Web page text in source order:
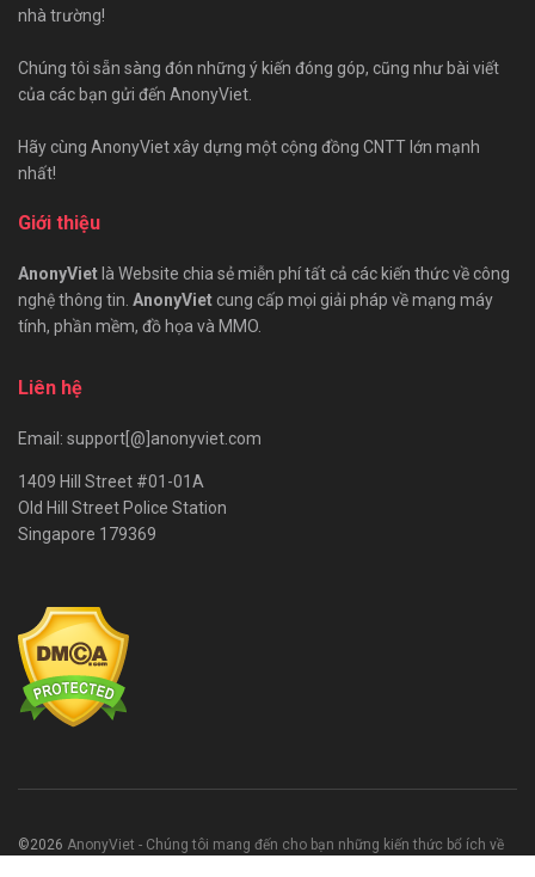
nhà trường!
Chúng tôi sẵn sàng đón những ý kiến đóng góp, cũng như bài viết
của các bạn gửi đến AnonyViet.
Hãy cùng AnonyViet xây dựng một cộng đồng CNTT lớn mạnh
nhất!
Giới thiệu
AnonyVietlà Website chia sẻ miễn phí tất cả các kiến thức về công
nghệ thông tin. AnonyViet cung cấp mọi giải pháp về mạng máy
tính, phần mềm, đồ họa và MMO.
Liên hệ
Email: support[@]anonyviet.com
1409 Hill Street #01-01A
Old Hill Street Police Station
Singapore 179369
©2026 AnonyViet - Chúng tôi mang đến cho bạn những kiến thức bổ ích về